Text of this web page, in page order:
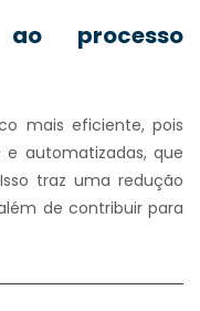
processo
mais eficiente, pois
e automatizadas, que
traz uma redução
de contribuir para